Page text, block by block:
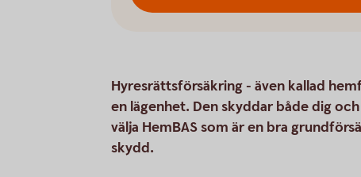
Hyresrättsförsäkring - även kallad
en lägenhet. Den skyddar både dig
välja HemBAS som är en bra
skydd.